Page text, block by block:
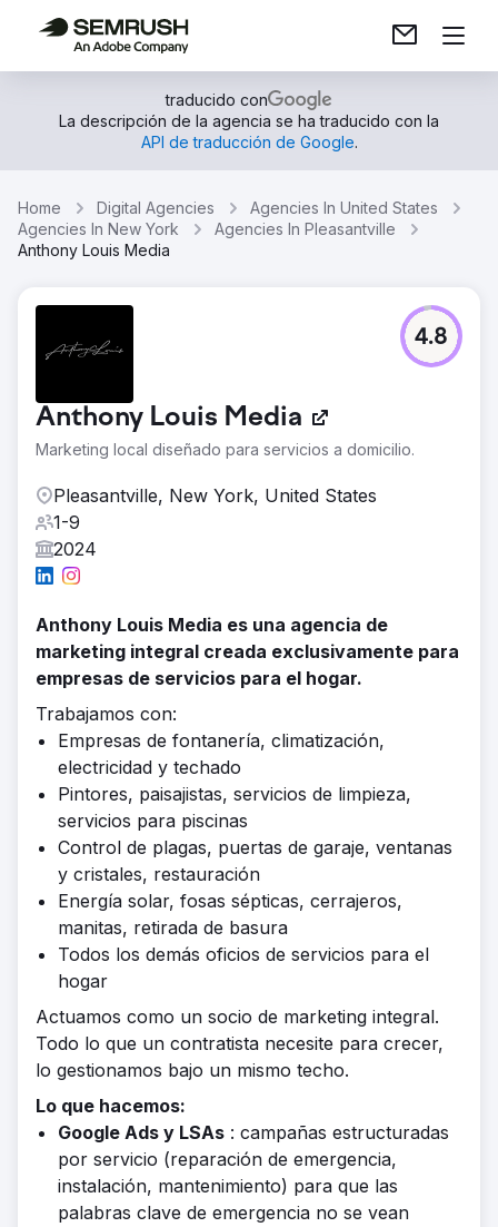
traducido con
La descripción de la agencia se ha traducido con la
API de traducción de Google.
Home Digital Agencies
Agencies In United States
Agencies In New York
Agencies In Pleasantville
Anthony Louis Media
Anthony Louis Media
Marketing local diseñado para servicios a domicilio.
4.8
Pleasantville, New York, United States
1-9
2024
Anthony Louis Media es una agencia de
marketing integral creada exclusivamente para
empresas de servicios para el hogar.
Trabajamos con:
Empresas de fontanería, climatización,
electricidad y techado
Pintores, paisajistas, servicios de limpieza,
servicios para piscinas
Control de plagas, puertas de garaje, ventanas
y cristales, restauración
Energía solar, fosas sépticas, cerrajeros,
manitas, retirada de basura
Todos los demás oficios de servicios para el
hogar
Actuamos como un socio de marketing integral.
Todo lo que un contratista necesite para crecer,
lo gestionamos bajo un mismo techo.
Lo que hacemos:
Google Ads y LSAs : campañas estructuradas
por servicio (reparación de emergencia,
instalación, mantenimiento) para que las
palabras clave de emergencia no se vean